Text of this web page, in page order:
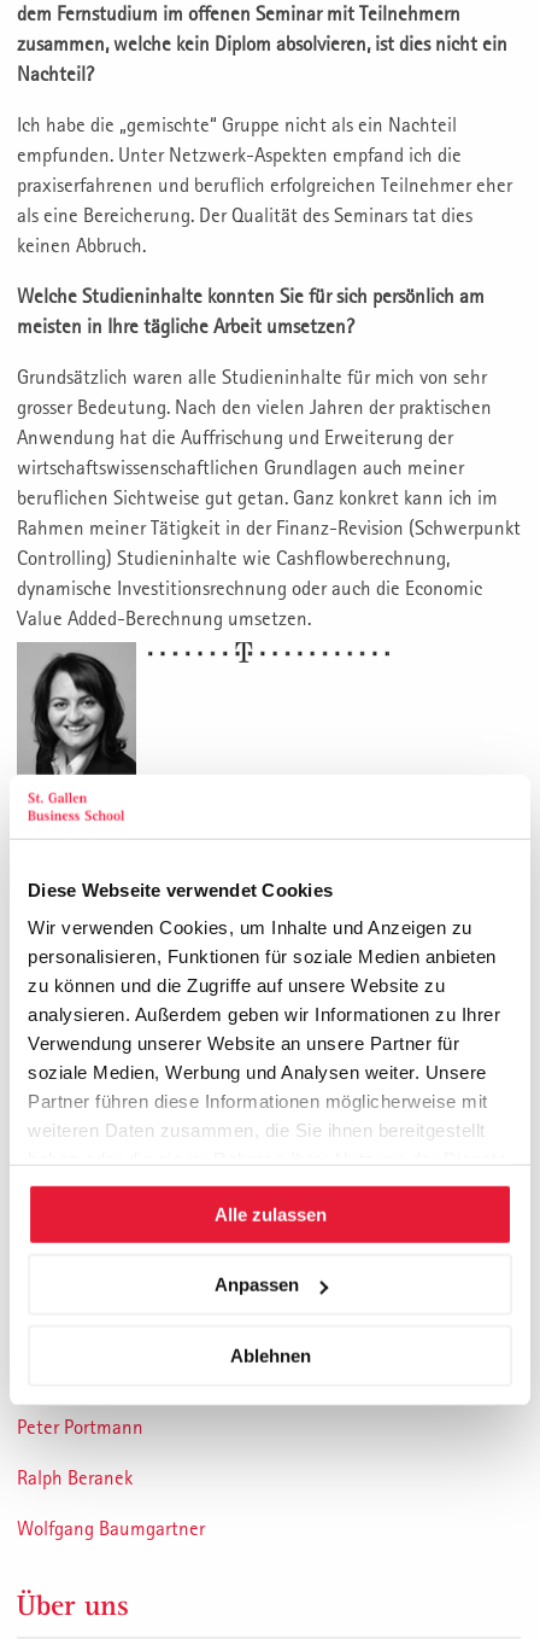
Diese Webseite verwendet Cookies
Wir verwenden Cookies, um Inhalte und Anzeigen zu
personalisieren, Funktionen für soziale Medien anbieten
zu können und die Zugriffe auf unsere Website zu
analysieren. Außerdem geben wir Informationen zu Ihrer
Verwendung unserer Website an unsere Partner für
soziale Medien, Werbung und Analysen weiter. Unsere
Partner führen diese Informationen möglicherweise mit
weiteren Daten zusammen, die Sie ihnen bereitgestellt
gesammelt haben.
Alle zulassen
Anpassen
Ablehnen
dem Fernstudium im offenen Seminar mit Teilnehmern
zusammen, welche kein Diplom absolvieren, ist dies nicht ein
Nachteil?
Ich habe die „gemischte“ Gruppe nicht als ein Nachteil
empfunden. Unter Netzwerk-Aspekten empfand ich die
praxiserfahrenen und beruflich erfolgreichen Teilnehmer eher
als eine Bereicherung. Der Qualität des Seminars tat dies
keinen Abbruch.
Welche Studieninhalte konnten Sie für sich persönlich am
meisten in Ihre tägliche Arbeit umsetzen?
Grundsätzlich waren alle Studieninhalte für mich von sehr
grosser Bedeutung. Nach den vielen Jahren der praktischen
Anwendung hat die Auffrischung und Erweiterung der
wirtschaftswissenschaftlichen Grundlagen auch meiner
beruflichen Sichtweise gut getan. Ganz konkret kann ich im
Rahmen meiner Tätigkeit in der Finanz-Revision (Schwerpunkt
Controlling) Studieninhalte wie Cashflowberechnung,
dynamische Investitionsrechnung oder auch die Economic
Value Added-Berechnung umsetzen.
Weitere Interviews:
Gebhard Mayerhofer
Gerhard Lung
Haluk Sagol
Hannes Hügel
Johanna Ullrich
Jose Mambrino
Peter Portmann
Ralph Beranek
Wolfgang Baumgartner
Über uns